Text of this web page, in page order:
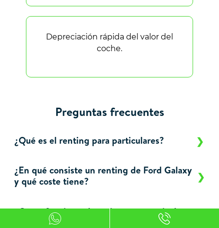
Depreciación rápida del valor del
coche.
Preguntas frecuentes
¿Qué es el renting para particulares?
¿En qué consiste un renting de Ford Galaxy
y qué coste tiene?
¿Cómo funciona el renting para particulares
de Ford Galaxy?